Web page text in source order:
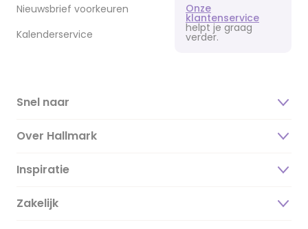
Nieuwsbrief voorkeuren
Kalenderservice
Onze
klantenservice
helpt je graag
verder.
Snel naar
Over Hallmark
Over ons
Duurzaamheid
Inspiratie
Magazine
Zakelijk